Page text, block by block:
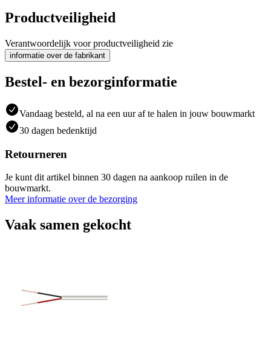
Productveiligheid
Verantwoordelijk voor productveiligheid zie
informatie over de fabrikant
Bestel- en bezorginformatie
Vandaag besteld, al na een uur af te halen in jouw bouwmarkt
30 dagen bedenktijd
Retourneren
Je kunt dit artikel binnen 30 dagen na aankoop ruilen in de
bouwmarkt.
Meer informatie over de bezorging
Vaak samen gekocht